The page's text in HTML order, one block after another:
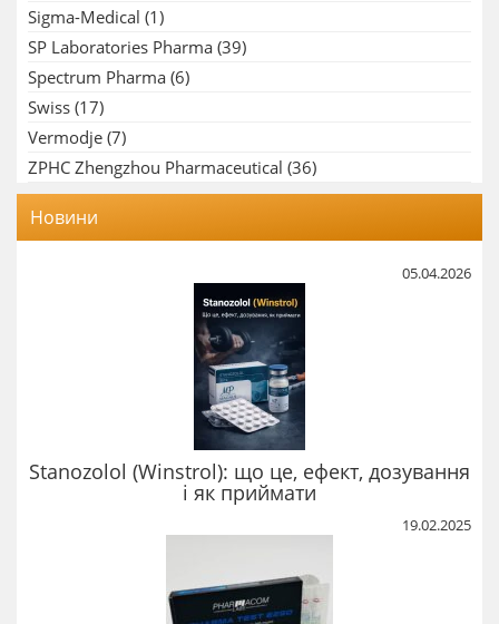
Sigma-Medical (1)
SP Laboratories Pharma (39)
Spectrum Pharma (6)
Swiss (17)
Vermodje (7)
ZPHC Zhengzhou Pharmaceutical (36)
Новини
05.04.2026
Stanozolol (Winstrol): що це, ефект, дозування
і як приймати
19.02.2025